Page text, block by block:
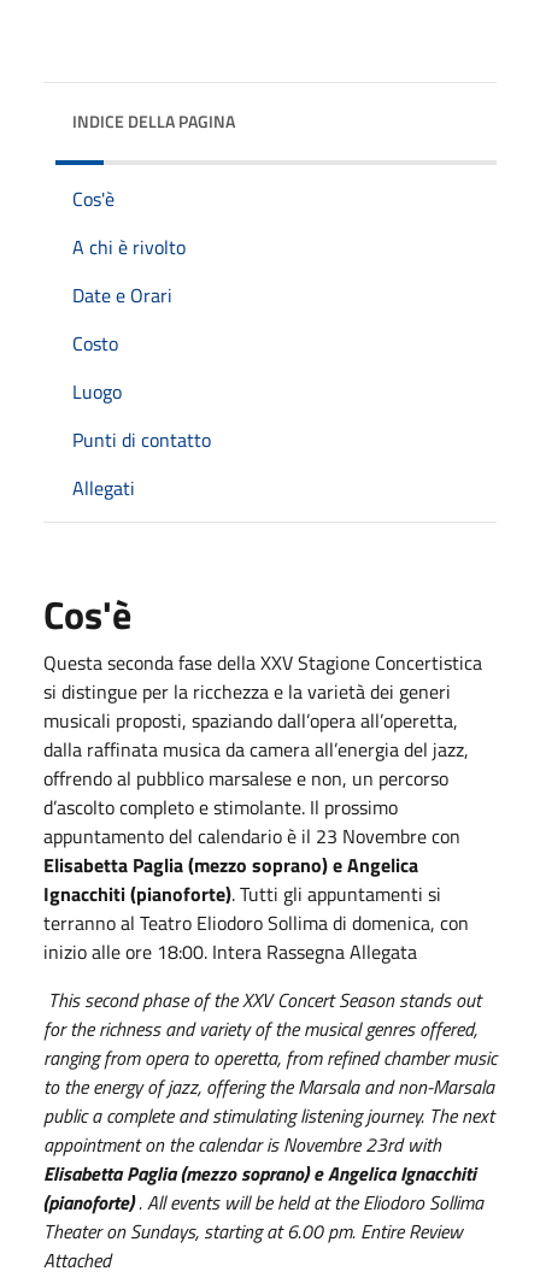
INDICE DELLA PAGINA
Cos'è
A chi è rivolto
Date e Orari
Costo
Luogo
Punti di contatto
Allegati
Cos'è
Questa seconda fase della XXV Stagione Concertistica
si distingue per la ricchezza e la varietà dei generi
musicali proposti, spaziando dall’opera all’operetta,
dalla raffinata musica da camera all’energia del jazz,
offrendo al pubblico marsalese e non, un percorso
d’ascolto completo e stimolante. Il prossimo
appuntamento del calendario è il 23 Novembre con
Elisabetta Paglia (mezzo soprano) e Angelica
Ignacchiti (pianoforte). Tutti gli appuntamenti si
terranno al Teatro Eliodoro Sollima di domenica, con
inizio alle ore 18:00. Intera Rassegna Allegata
This second phase of the XXV Concert Season stands out
for the richness and variety of the musical genres offered,
ranging from opera to operetta, from refined chamber music
to the energy of jazz, offering the Marsala and non-Marsala
public a complete and stimulating listening journey. The next
appointment on the calendar is Novembre 23rd with
Elisabetta Paglia (mezzo soprano) e Angelica Ignacchiti
(pianoforte). All events will be held at the Eliodoro Sollima
Theater on Sundays, starting at 6.00 pm. Entire Review
Attached